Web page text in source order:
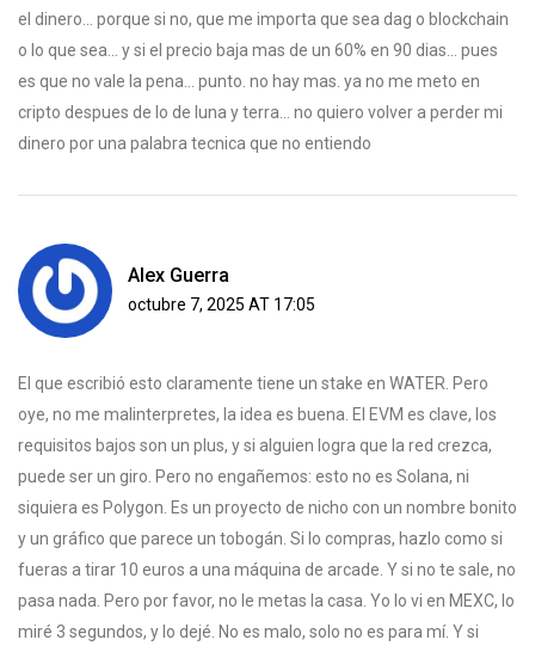
el dinero... porque si no, que me importa que sea dag o blockchain
o lo que sea... y si el precio baja mas de un 60% en 90 dias... pues
es que no vale la pena... punto. no hay mas. ya no me meto en
cripto despues de lo de luna y terra... no quiero volver a perder mi
dinero por una palabra tecnica que no entiendo
Alex Guerra
octubre 7, 2025 AT 17:05
El que escribió esto claramente tiene un stake en WATER. Pero
oye, no me malinterpretes, la idea es buena. El EVM es clave, los
requisitos bajos son un plus, y si alguien logra que la red crezca,
puede ser un giro. Pero no engañemos: esto no es Solana, ni
siquiera es Polygon. Es un proyecto de nicho con un nombre bonito
y un gráfico que parece un tobogán. Si lo compras, hazlo como si
fueras a tirar 10 euros a una máquina de arcade. Y si no te sale, no
pasa nada. Pero por favor, no le metas la casa. Yo lo vi en MEXC, lo
miré 3 segundos, y lo dejé. No es malo, solo no es para mí. Y si